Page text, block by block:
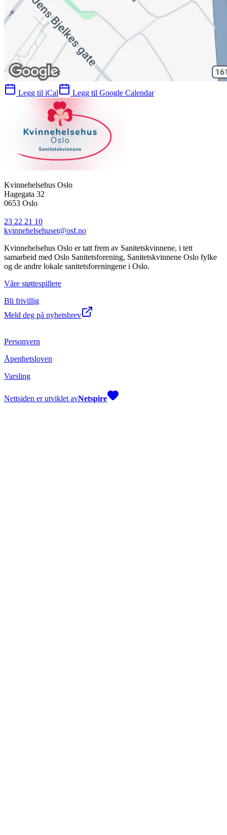
Legg til iCal Legg til Google Calendar
Kvinnehelsehus Oslo
Hagegata 32
0653 Oslo
23 22 21 10
kvinnehelsehuset@osf.no
Kvinnehelsehus Oslo er tatt frem av Sanitetskvinnene, i tett
samarbeid med Oslo Sanitetsforening, Sanitetskvinnene Oslo fylke
og de andre lokale sanitetsforeningene i Oslo.
Våre støttespillere
Bli frivillig
Meld deg på nyhetsbrev
Personvern
Åpenhetsloven
Varsling
Nettsiden er utviklet avNetspire